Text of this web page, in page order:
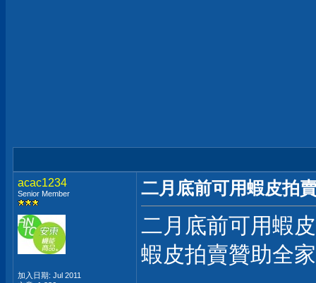
acac1234
Senior Member
加入日期: Jul 2011
二月底前可用蝦皮拍
二月底前可用蝦
蝦皮拍賣贊助全